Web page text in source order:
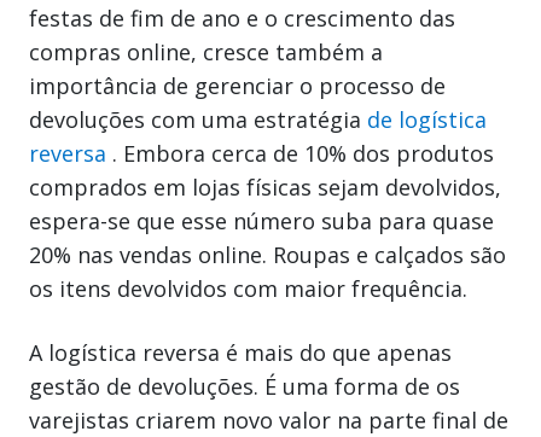
festas de fim de ano e o crescimento das
compras online, cresce também a
importância de gerenciar o processo de
devoluções com uma estratégia de logística
reversa . Embora cerca de 10% dos produtos
comprados em lojas físicas sejam devolvidos,
espera-se que esse número suba para quase
20% nas vendas online. Roupas e calçados são
os itens devolvidos com maior frequência.
A logística reversa é mais do que apenas
gestão de devoluções. É uma forma de os
varejistas criarem novo valor na parte final de